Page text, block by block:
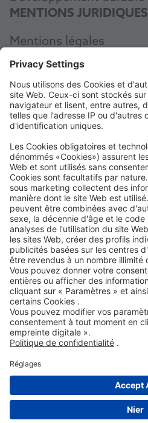
MENTIONS JURIDIQUES
Mentions légales
Protection des données
CGV
AEB
Code of Conduct
Accessibility Statement
ROWE SOCIAL
CERTIFIÉ PAR
NOUS SOUTENONS